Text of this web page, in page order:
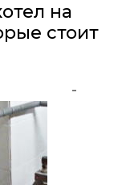
на
стоит
-